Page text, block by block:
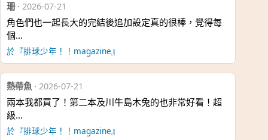
珊· 2026-07-21
角色們也一起長大的完結後追加設定真的很棒，覺得每
個…
於『排球少年！！magazine』
熱帶魚 · 2026-07-21
兩本我都買了！第二本及川牛島木兔的也非常好看！超
級…
於『排球少年！！magazine』